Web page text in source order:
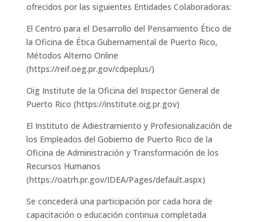
ofrecidos por las siguientes Entidades Colaboradoras:
El Centro para el Desarrollo del Pensamiento Ético de
la Oficina de Ética Gubernamental de Puerto Rico,
Métodos Alterno Online
(https://reif.oeg.pr.gov/cdpeplus/)
Oig Institute de la Oficina del Inspector General de
Puerto Rico (https://institute.oig.pr.gov)
El Instituto de Adiestramiento y Profesionalización de
los Empleados del Gobierno de Puerto Rico de la
Oficina de Administración y Transformación de los
Recursos Humanos
(https://oatrh.pr.gov/IDEA/Pages/default.aspx)
Se concederá una participación por cada hora de
capacitación o educación continua completada